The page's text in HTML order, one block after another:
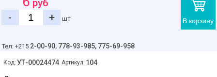
В корзину
руб
-
+ шт
Тел: +215 2-00-90, 778-93-985, 775-69-958
Код: УТ-00024474 Артикул: 104